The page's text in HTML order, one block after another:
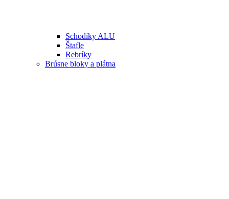
Schodíky ALU
Štafle
Rebríky
Brúsne bloky a plátna